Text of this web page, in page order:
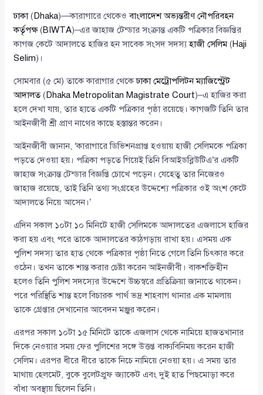
ঢাকা( Dhaka)—কারাগারে থেকেওবাংলাদেশ অভ্যন্তরীণ নৌপরিবহন
কর্তৃপক্ষ(BIWTA)–এর জাহাজ টেন্ডার সংক্রান্ত একটি পত্রিকার বিজ্ঞপ্তির
কাগজ কেটে আদালতে হাজির হন সাবেক সংসদ সদস্যহাজী সেলিম(Haji
Selim)।
সোমবার (৫ মে) তাকে কারাগার থেকেঢাকা মেট্রোপলিটন ম্যাজিস্ট্রেট
আদালত( Dhaka Metropolitan Magistrate Court)–এ হাজির করা
হলে দেখা যায়, তার হাতে একটি পত্রিকার পৃষ্ঠা রয়েছে। কাগজটি তিনি তার
আইনজীবী শ্রী প্রাণ নাথের কাছে হস্তান্তর করেন।
আইনজীবী জানান, ‘কারাগারে ডিভিশনপ্রাপ্ত হওয়ায় হাজী সেলিমকে পত্রিকা
পড়তে দেওয়া হয়। পত্রিকা পড়তে গিয়েই তিনি বিআইডব্লিউটিএ’র একটি
জাহাজ সংক্রান্ত টেন্ডার বিজ্ঞপ্তি চোখে পড়েন। যেহেতু তার নিজেরও
জাহাজ রয়েছে, তাই তিনি তথ্য সংগ্রহের উদ্দেশ্যে পত্রিকার ওই অংশ কেটে
আদালতে নিয়ে আসেন।’
এদিন সকাল ১০টা ১০ মিনিটে হাজী সেলিমকে আদালতের এজলাসে হাজির
করা হয় এবং পরে তাকে আদালতের কাঠগড়ায় রাখা হয়। এসময় এক
পুলিশ সদস্য তার হাত থেকে পত্রিকার পৃষ্ঠা নিতে গেলে তিনি চিৎকার করে
ওঠেন। তখন তাকে শান্ত করার চেষ্টা করেন আইনজীবী। বাকশক্তিহীন
হলেও তিনি পুলিশ সদস্যের উদ্দেশে উচ্চস্বরে প্রতিক্রিয়া জানাতে থাকেন।
পরে পরিস্থিতি শান্ত হলে বিচারক পার্থ ভদ্র শাহবাগ থানার এক মামলায়
তাকে গ্রেপ্তার দেখানোর আবেদন মঞ্জুর করেন।
এরপর সকাল ১০টা ১৫ মিনিটে তাকে এজলাস থেকে নামিয়ে হাজতখানার
দিকে নেওয়ার সময় ফের পুলিশের সঙ্গে উত্তপ্ত বাক্যবিনিময় করেন হাজী
সেলিম। এরপর ধীরে ধীরে তাকে নিচে নামিয়ে নেওয়া হয়। এ সময় তার
মাথায় হেলমেট, বুকে বুলেটপ্রুফ জ্যাকেট এবং দুই হাত পিছমোড়া করে
বাঁধা অবস্থায় ছিলেন তিনি।